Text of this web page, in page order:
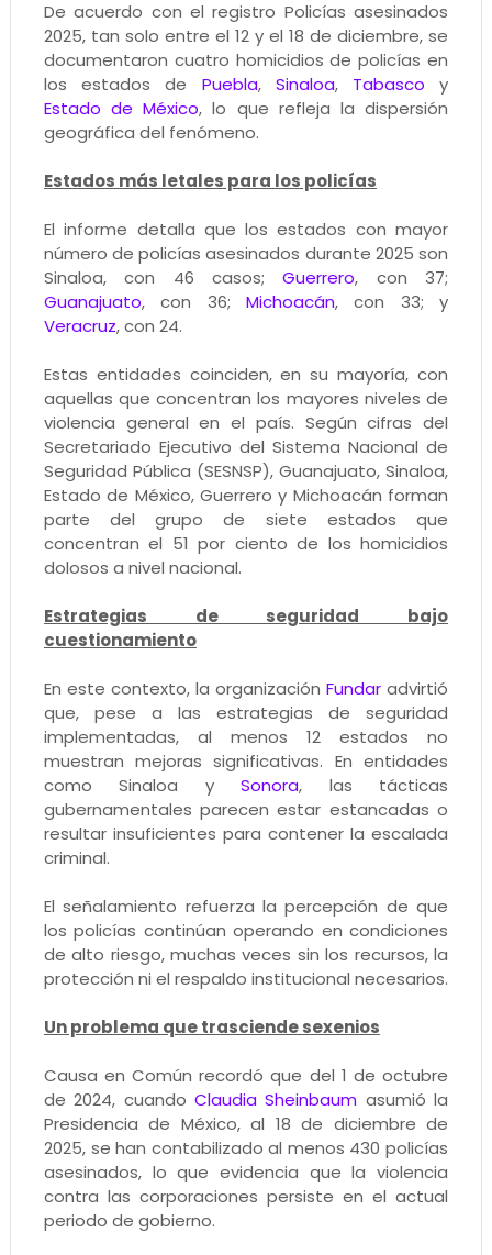
De acuerdo con el registro Policías asesinados
2025, tan solo entre el 12 y el 18 de diciembre, se
documentaron cuatro homicidios de policías en
los estados de Puebla, Sinaloa, Tabasco y
Estado de México, lo que refleja la dispersión
geográfica del fenómeno.
Estados más letales para los policías
El informe detalla que los estados con mayor
número de policías asesinados durante 2025 son
Sinaloa, con 46 casos;Guerrero, con 37;
Guanajuato, con 36; Michoacán, con 33; y
Veracruz, con 24.
Estas entidades coinciden, en su mayoría, con
aquellas que concentran los mayores niveles de
violencia general en el país. Según cifras del
Secretariado Ejecutivo del Sistema Nacional de
Seguridad Pública (SESNSP), Guanajuato, Sinaloa,
Estado de México, Guerrero y Michoacán forman
parte del grupo de siete estados que
concentran el 51 por ciento de los homicidios
dolosos a nivel nacional.
Estrategias de seguridad bajo
cuestionamiento
En este contexto, la organizaciónFundar advirtió
que, pese a las estrategias de seguridad
implementadas, al menos 12 estados no
muestran mejoras significativas. En entidades
como Sinaloa ySonora, las tácticas
gubernamentales parecen estar estancadas o
resultar insuficientes para contener la escalada
criminal.
El señalamiento refuerza la percepción de que
los policías continúan operando en condiciones
de alto riesgo, muchas veces sin los recursos, la
protección ni el respaldo institucional necesarios.
Un problema que trasciende sexenios
Causa en Común recordó que del 1 de octubre
de 2024, cuando Claudia Sheinbaum asumió la
Presidencia de México, al 18 de diciembre de
2025, se han contabilizado al menos 430 policías
asesinados, lo que evidencia que la violencia
contra las corporaciones persiste en el actual
periodo de gobierno.